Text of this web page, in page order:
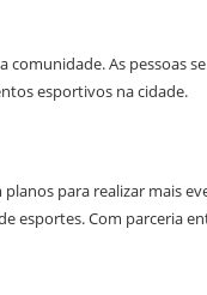
As pessoas
esportivos na cidade.
para realizar mais
esportes. Com parceria